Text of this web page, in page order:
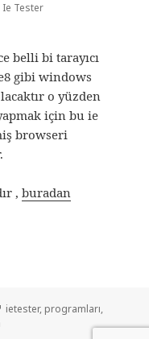
Ie Tester
belli bi tarayıcı
gibi windows
o yüzden
için bu ie
browseri
,buradan
Etiketler
ietester, programları,
& tasarım programları için